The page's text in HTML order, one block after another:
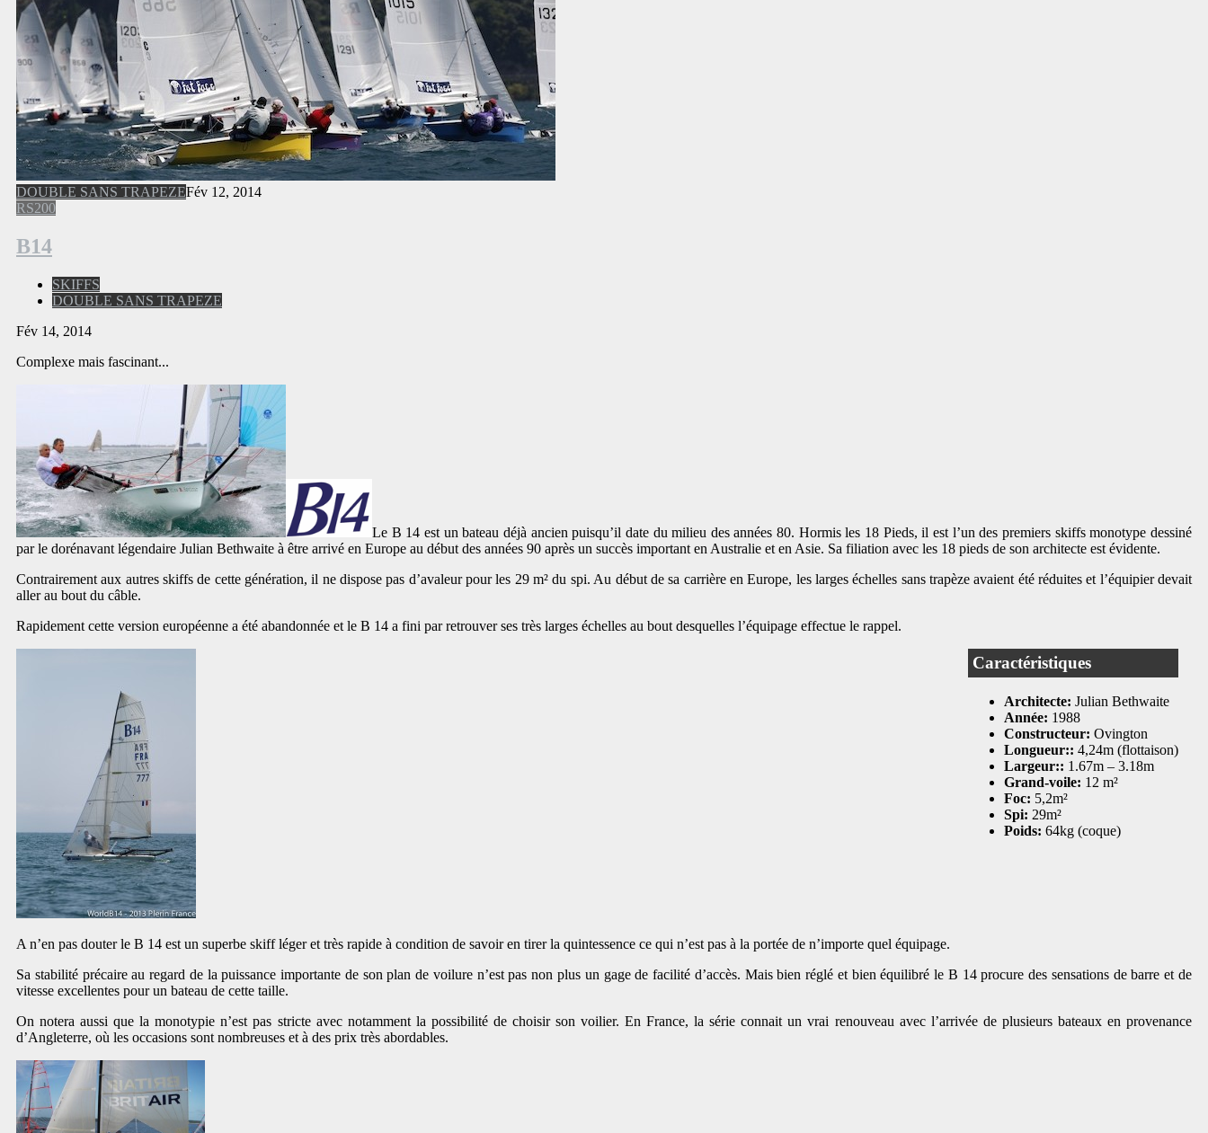
DOUBLE SANS TRAPEZEFév 12, 2014
RS200
B14
SKIFFS
DOUBLE SANS TRAPEZE
Fév 14, 2014
Complexe mais fascinant...
Le B 14 est un bateau déjà ancien puisqu’il date du milieu des années 80. Hormis les 18 Pieds, il est l’un des premiers skiffs monotype dessiné
par le dorénavant légendaire Julian Bethwaite à être arrivé en Europe au début des années 90 après un succès important en Australie et en Asie. Sa filiation avec les 18 pieds de son architecte est évidente.
Contrairement aux autres skiffs de cette génération, il ne dispose pas d’avaleur pour les 29 m² du spi. Au début de sa carrière en Europe, les larges échelles sans trapèze avaient été réduites et l’équipier devait
aller au bout du câble.
Caractéristiques
Architecte: Julian Bethwaite
Année: 1988
Constructeur: Ovington
Longueur:: 4,24m (flottaison)
Largeur:: 1.67m – 3.18m
Grand-voile: 12 m²
Foc: 5,2m²
Spi: 29m²
Poids: 64kg (coque)
Rapidement cette version européenne a été abandonnée et le B 14 a fini par retrouver ses très larges échelles au bout desquelles l’équipage effectue le rappel.
A n’en pas douter le B 14 est un superbe skiff léger et très rapide à condition de savoir en tirer la quintessence ce qui n’est pas à la portée de n’importe quel équipage.
Sa stabilité précaire au regard de la puissance importante de son plan de voilure n’est pas non plus un gage de facilité d’accès. Mais bien réglé et bien équilibré le B 14 procure des sensations de barre et de
vitesse excellentes pour un bateau de cette taille.
On notera aussi que la monotypie n’est pas stricte avec notamment la possibilité de choisir son voilier. En France, la série connait un vrai renouveau avec l’arrivée de plusieurs bateaux en provenance
d’Angleterre, où les occasions sont nombreuses et à des prix très abordables.